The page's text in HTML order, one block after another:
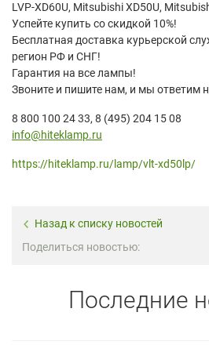
LVP-XD60U, Mitsubishi XD50U,
Успейте купить со скидкой 10%!
Бесплатная доставка курьерской
регион РФ и СНГ!
Гарантия на все лампы!
Звоните и пишите нам, и мы ответим
8 800 100 24 33, 8 (495) 204 15 08
info@hiteklamp.ru
https://hiteklamp.ru/lamp/vlt-xd50lp/
Назад к списку новостей
Поделиться новостью:
Последние